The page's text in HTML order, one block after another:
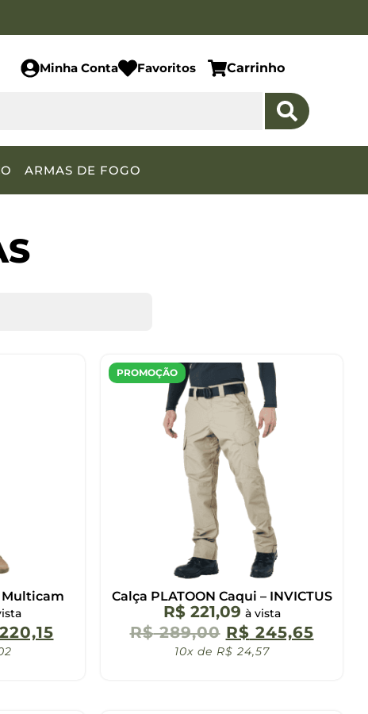
Minha Conta Favoritos Carrinho
ARMAS DE FOGO
Multicam
220,15
PROMOÇÃO
Calça PLATOON Caqui – INVICTUS
R$221,09 à vista
R$289,00 R$ 245,65
10x de R$ 24,57